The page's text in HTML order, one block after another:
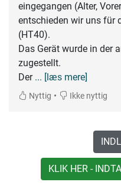
eingegangen (Alter,
entschieden wir uns für
(HT40).
Das Gerät wurde in der
zugestellt.
Der ... [læs mere]
Nyttig • Ikke nyttig
KLIK HER -